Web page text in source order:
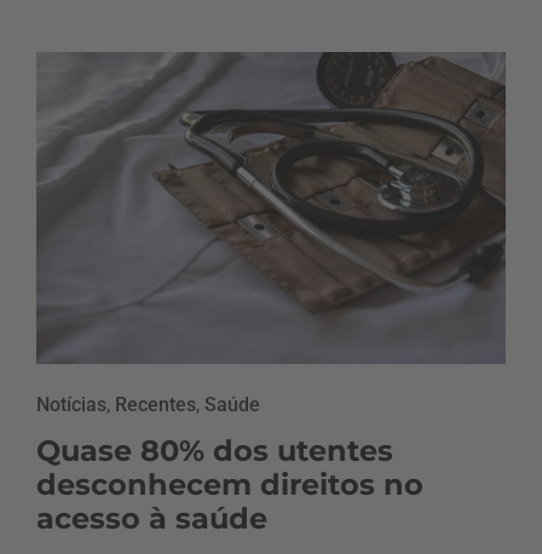
Notícias, Recentes, Saúde
Quase 80% dos utentes
desconhecem direitos no
acesso à saúde